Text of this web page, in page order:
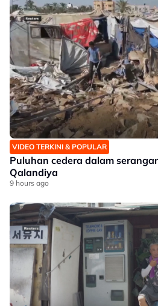
VIDEO TERKINI & POPULAR
Puluhan cedera dalam
Qalandiya
9 hours ago